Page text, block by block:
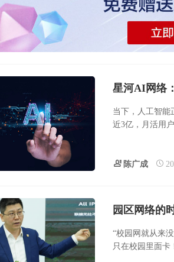
星河AI网络
当下，人工智能
近3亿，月活用
陈广成
园区网络的
“校园网就从来
只在校园里面